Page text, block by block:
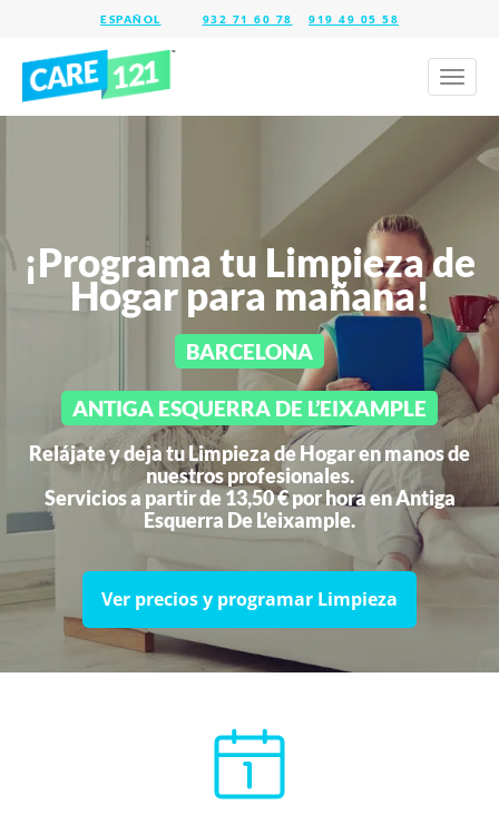
932 71 60 78 919 49 05 58
Toggle
¡Programa tu Limpieza de
Hogar para mañana!
BARCELONA
ANTIGA ESQUERRA DE L’EIXAMPLE
Relájate y deja tu Limpieza de Hogar en manos de
nuestros profesionales.
Servicios a partir de 13,50 € por hora enAntiga
Esquerra De L’eixample.
Ver precios y programar Limpieza